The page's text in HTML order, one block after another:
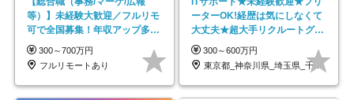
等）】未経験大歓迎／フルリモ
可で全国募集！年収アップ多数
★年休最大130日★
300～700万円
フルリモートあり
ーターOK!経歴は気にしなくて
大丈夫★超大手リクルートグル
ープの正社員/sg
300～600万円
東京都_神奈川県_埼玉県_千葉県_大阪府…